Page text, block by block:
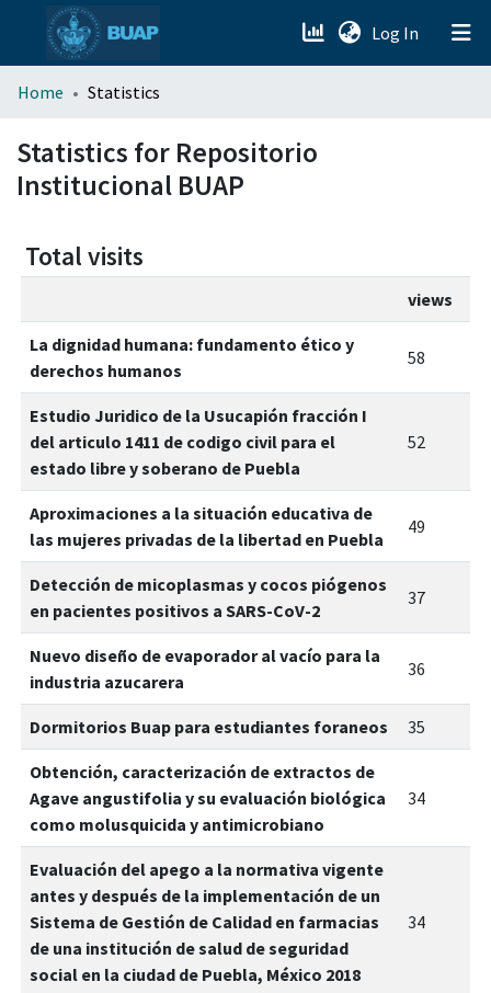
Log In (current)
menu.section.about_menu
All of DSpace
Home Statistics
Statistics for Repositorio
Institucional BUAP
Total visits
views
La dignidad humana: fundamento ético y
derechos humanos
58
Estudio Juridico de la Usucapión fracción I
del articulo 1411 de codigo civil para el
estado libre y soberano de Puebla
52
Aproximaciones a la situación educativa de
las mujeres privadas de la libertad en Puebla
49
Detección de micoplasmas y cocos piógenos
en pacientes positivos a SARS-CoV-2
37
Nuevo diseño de evaporador al vacío para la
industria azucarera
36
Dormitorios Buap para estudiantes foraneos 35
Obtención, caracterización de extractos de
Agave angustifolia y su evaluación biológica
como molusquicida y antimicrobiano
34
Evaluación del apego a la normativa vigente
antes y después de la implementación de un
Sistema de Gestión de Calidad en farmacias
de una institución de salud de seguridad
social en la ciudad de Puebla, México 2018
34